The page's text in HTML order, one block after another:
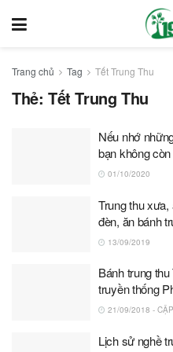
Trang chủ Tag Tết Trung Thu
Thẻ: Tết Trung Thu
Nếu nhớ
bạn không
01/10/2020
Trung thu
đèn, ăn bánh
13/09/2019
Bánh trung
truyền thống
21/09/2018 -
Lịch sử nghề